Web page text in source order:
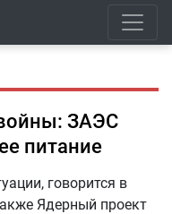
ЗАЭС
питание
говорится в
Ядерный проект